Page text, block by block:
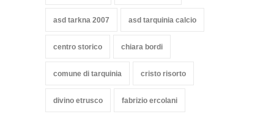
asd tarkna 2007 asd tarquinia calcio
centro storico chiara bordi
comune di tarquinia cristo risorto
divino etrusco fabrizio ercolani